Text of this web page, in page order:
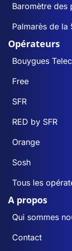
Baromètre des
Palmarès de la
Opérateurs
Bouygues
Free
SFR
RED by SFR
Orange
Sosh
Tous les
A propos
Qui sommes
Contact